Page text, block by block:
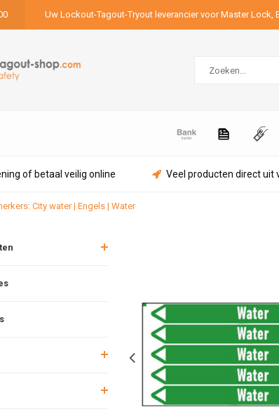
Uw Lockout-Tagout-Tryout leverancier voor Master Lock,
of betaal veilig online Veel producten direct uit
City water | Engels | Water